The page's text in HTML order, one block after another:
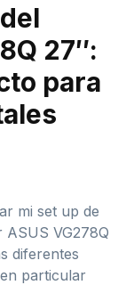
27″:
para
mi set up de
VG278Q
diferentes
particular